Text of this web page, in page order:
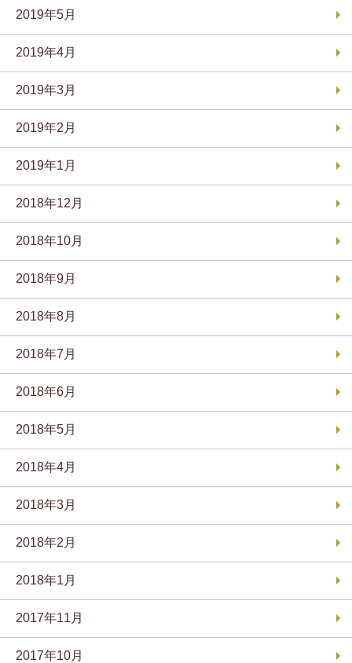
2019年5月
2019年4月
2019年3月
2019年2月
2019年1月
2018年12月
2018年10月
2018年9月
2018年8月
2018年7月
2018年6月
2018年5月
2018年4月
2018年3月
2018年2月
2018年1月
2017年11月
2017年10月